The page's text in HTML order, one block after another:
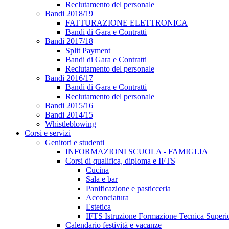
Reclutamento del personale
Bandi 2018/19
FATTURAZIONE ELETTRONICA
Bandi di Gara e Contratti
Bandi 2017/18
Split Payment
Bandi di Gara e Contratti
Reclutamento del personale
Bandi 2016/17
Bandi di Gara e Contratti
Reclutamento del personale
Bandi 2015/16
Bandi 2014/15
Whistleblowing
Corsi e servizi
Genitori e studenti
INFORMAZIONI SCUOLA - FAMIGLIA
Corsi di qualifica, diploma e IFTS
Cucina
Sala e bar
Panificazione e pasticceria
Acconciatura
Estetica
IFTS Istruzione Formazione Tecnica
Calendario festività e vacanze